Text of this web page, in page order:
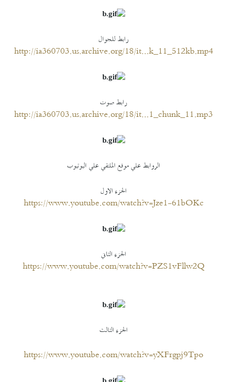
رابط للجوال
http://ia360703.us.archive.org/18/it...k_11_512kb.mp4
رابط صوت
http://ia360703.us.archive.org/18/it...1_chunk_11.mp3
الروابط علي موقع الملتقي علي اليوتيوب
الجزء الاول
https://www.youtube.com/watch?v=Jze1-61bOKc
الجزء الثاني
https://www.youtube.com/watch?v=PZS1vFllw2Q
الجزء الثالث
https://www.youtube.com/watch?v=yXFrgpj9Tpo